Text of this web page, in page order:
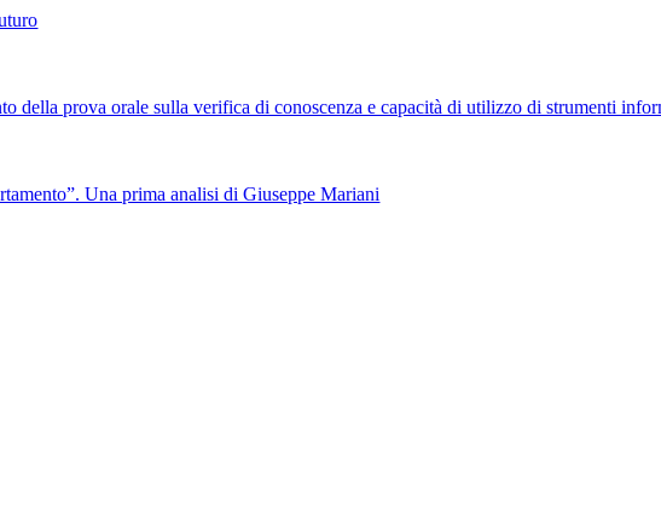
della prova orale sulla verifica di conoscenza e capacità di utilizzo di strumenti
Una prima analisi di Giuseppe Mariani